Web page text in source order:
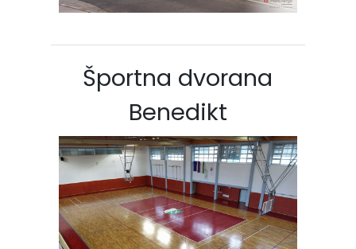
Športna dvorana
Benedikt